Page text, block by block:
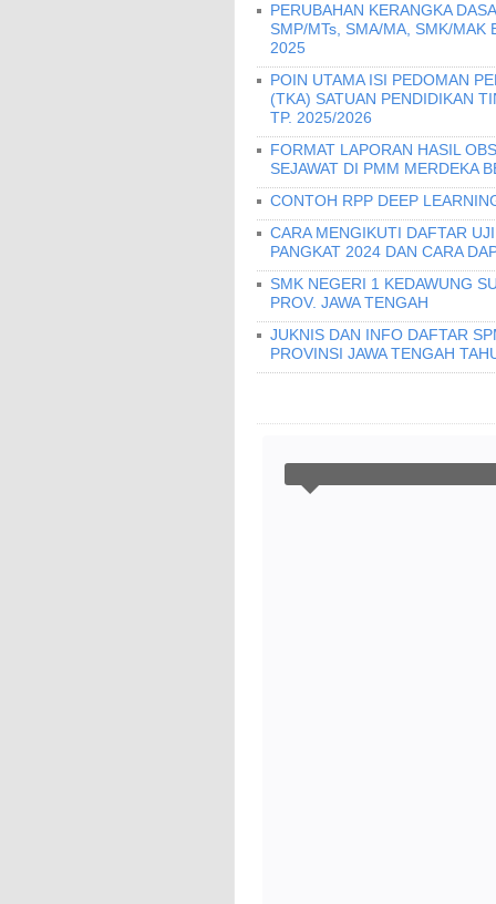
PERUBAHAN KERANGKA
SMP/MTs, SMA/MA, SMK/MAK
2025
POIN UTAMA ISI PEDOMAN
(TKA) SATUAN PENDIDIKAN
TP. 2025/2026
FORMAT LAPORAN HASIL
SEJAWAT DI PMM MERDEKA
CONTOH RPP DEEP
CARA MENGIKUTI DAFTAR
PANGKAT 2024 DAN CARA
SMK NEGERI 1 KEDAWUNG
PROV. JAWA TENGAH
JUKNIS DAN INFO DAFTAR
PROVINSI JAWA TENGAH